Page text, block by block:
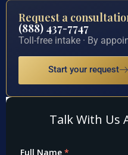
Request a
(888) 437-7747
Toll-free intake · By
Start your request